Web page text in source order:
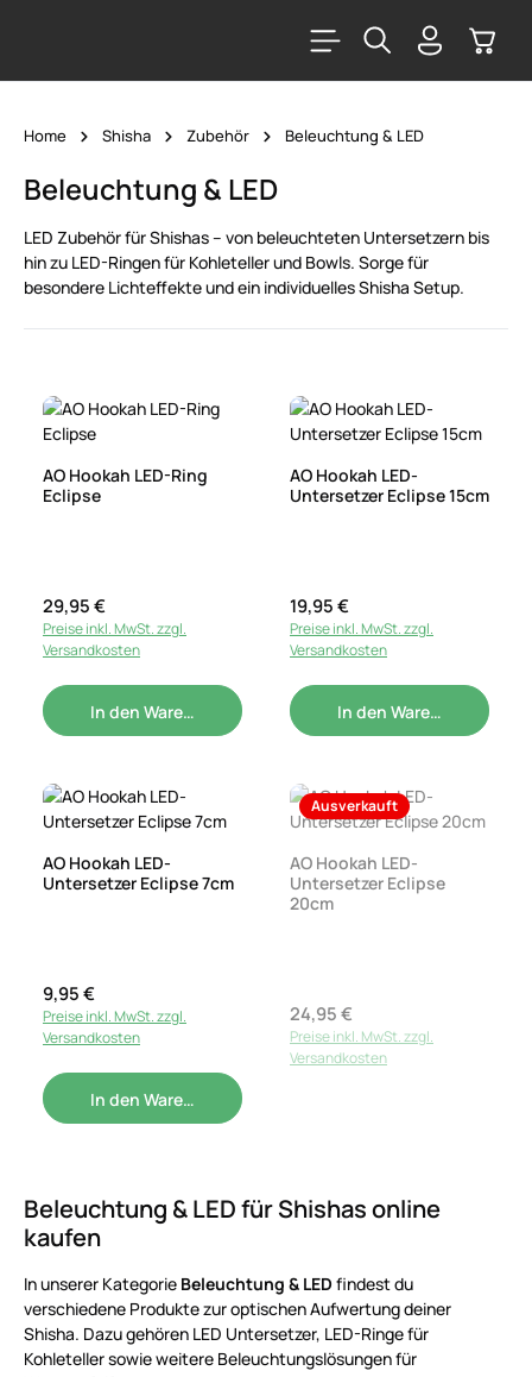
Home Shisha Zubehör Beleuchtung & LED
Beleuchtung & LED
LED Zubehör für Shishas – von beleuchteten Untersetzern bis
hin zu LED-Ringen für Kohleteller und Bowls. Sorge für
besondere Lichteffekte und ein individuelles Shisha Setup.
AO Hookah LED-Ring
Eclipse
Regulärer Preis:
29,95 €
Preise inkl. MwSt. zzgl.
Versandkosten
In den Warenkorb
AO Hookah LED-
Untersetzer Eclipse 15cm
Regulärer Preis:
19,95 €
Preise inkl. MwSt. zzgl.
Versandkosten
In den Warenkorb
AO Hookah LED-
Untersetzer Eclipse 7cm
Regulärer Preis:
9,95 €
Preise inkl. MwSt. zzgl.
Versandkosten
In den Warenkorb
Ausverkauft
AO Hookah LED-
Untersetzer Eclipse
20cm
Regulärer Preis:
24,95 €
Preise inkl. MwSt. zzgl.
Versandkosten
Beleuchtung & LED für Shishas online
kaufen
In unserer Kategorie Beleuchtung & LED findest du
verschiedene Produkte zur optischen Aufwertung deiner
Shisha. Dazu gehören LED Untersetzer, LED-Ringe für
Kohleteller sowie weitere Beleuchtungslösungen für